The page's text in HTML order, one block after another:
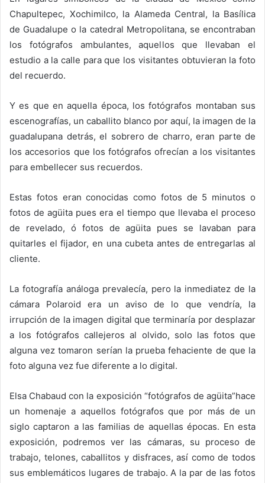
Chapultepec, Xochimilco, la Alameda Central, la Basílica
de Guadalupe o la catedral Metropolitana, se encontraban
los fotógrafos ambulantes, aquellos que llevaban el
estudio a la calle para que los visitantes obtuvieran la foto
del recuerdo.
Y es que en aquella época, los fotógrafos montaban sus
escenografías, un caballito blanco por aquí, la imagen de la
guadalupana detrás, el sobrero de charro, eran parte de
los accesorios que los fotógrafos ofrecían a los visitantes
para embellecer sus recuerdos.
Estas fotos eran conocidas como fotos de 5 minutos o
fotos de agüita pues era el tiempo que llevaba el proceso
de revelado, ó fotos de agüita pues se lavaban para
quitarles el fijador, en una cubeta antes de entregarlas al
cliente.
La fotografía análoga prevalecía, pero la inmediatez de la
cámara Polaroid era un aviso de lo que vendría, la
irrupción de la imagen digital que terminaría por desplazar
a los fotógrafos callejeros al olvido, solo las fotos que
alguna vez tomaron serían la prueba fehaciente de que la
foto alguna vez fue diferente a lo digital.
Elsa Chabaud con la exposición “fotógrafos de agüita”hace
un homenaje a aquellos fotógrafos que por más de un
siglo captaron a las familias de aquellas épocas. En esta
exposición, podremos ver las cámaras, su proceso de
trabajo, telones, caballitos y disfraces, así como de todos
sus emblemáticos lugares de trabajo. A la par de las fotos